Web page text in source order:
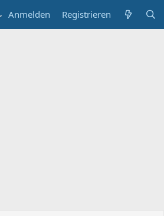
Anmelden Registrieren